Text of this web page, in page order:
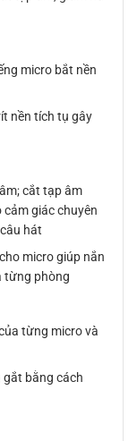
micro bắt nền
nền tích tụ gây
cắt tạp âm
cảm giác chuyên
hát
micro giúp nắn
từng phòng
từng micro và
gắt bằng cách